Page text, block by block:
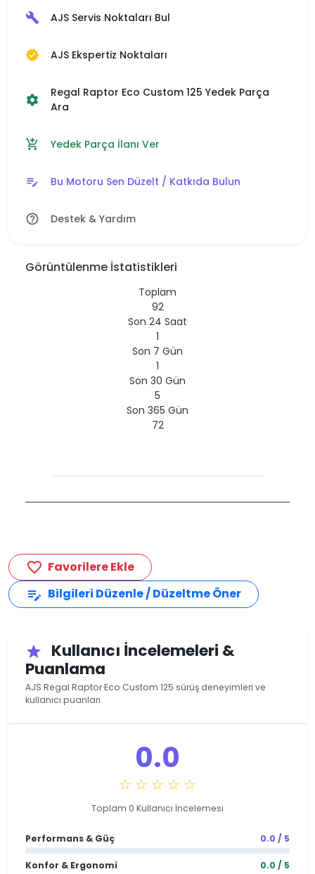
build AJS Servis Noktaları Bul
verified AJS Ekspertiz Noktaları
settings
Regal Raptor Eco Custom 125 Yedek Parça
Ara
add_shopping_cart Yedek Parça İlanı Ver
edit_note Bu Motoru Sen Düzelt / Katkıda Bulun
help_outline Destek & Yardım
Görüntülenme İstatistikleri
Toplam
92
Son 24 Saat
1
Son 7 Gün
1
Son 30 Gün
5
Son 365 Gün
72
favorite_border Favorilere Ekle
edit_note Bilgileri Düzenle / Düzeltme Öner
star
Kullanıcı İncelemeleri &
Puanlama
AJS Regal Raptor Eco Custom 125 sürüş deneyimleri ve
kullanıcı puanları
0.0
☆ ☆ ☆ ☆ ☆
Toplam 0 Kullanıcı İncelemesi
Performans & Güç 0.0 / 5
Konfor & Ergonomi 0.0 / 5